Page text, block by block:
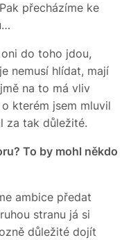
přecházíme ke
do toho jdou,
nemusí hlídat, mají
na to má vliv
kterém jsem mluvil
za tak důležité.
To by mohl někdo
ambice předat
stranu já si
důležité dojít